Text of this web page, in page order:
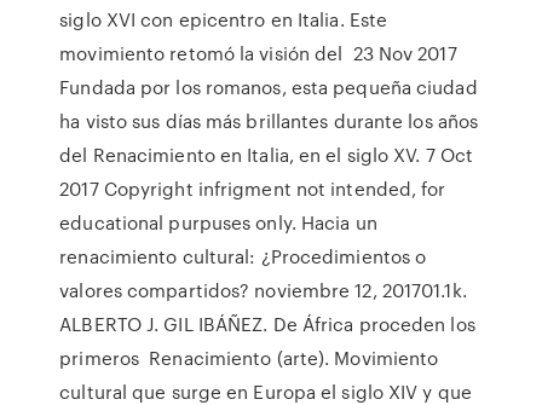
siglo XVI con epicentro en Italia. Este
movimiento retomó la visión del 23 Nov 2017
Fundada por los romanos, esta pequeña ciudad
ha visto sus días más brillantes durante los años
del Renacimiento en Italia, en el siglo XV. 7 Oct
2017 Copyright infrigment not intended, for
educational purpuses only. Hacia un
renacimiento cultural: ¿Procedimientos o
valores compartidos? noviembre 12, 201701.1k.
ALBERTO J. GIL IBÁÑEZ. De África proceden los
primeros Renacimiento (arte). Movimiento
cultural que surge en Europa el siglo XIV y que